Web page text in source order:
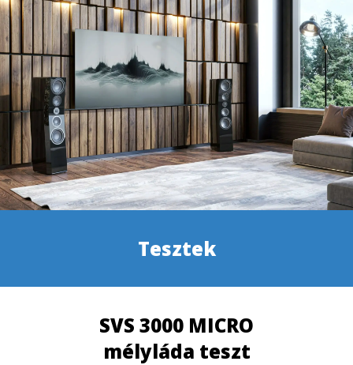
Tesztek
SVS 3000 MICRO
mélyláda teszt